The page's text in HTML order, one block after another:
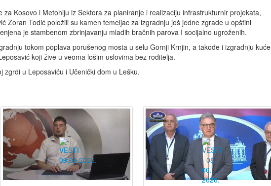
za Kosovo i Metohiju iz Sektora za planiranje i realizaciju infrastrukturnir projekata,
Zoran Todić položili su kamen temeljac za izgradnju još jedne zgrade u opštini
je stambenom zbrinjavanju mladih bračnih parova I socijalno ugroženih.
tokom poplava porušenog mosta u selu Gornji Krnjin, a takođe i izgradnju kuće
koji žive u veoma lošim uslovima bez roditelja.
u Leposaviću i Učenički dom u Lešku.